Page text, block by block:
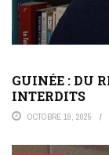
GUINÉE : DU
INTERDITS
OCTOBRE 19, 2025